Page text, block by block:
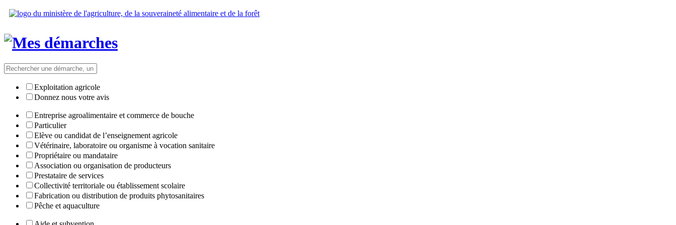
Exploitation agricole
Donnez nous votre avis
Entreprise agroalimentaire et commerce de bouche
Particulier
Elève ou candidat de l’enseignement agricole
Vétérinaire, laboratoire ou organisme à vocation sanitaire
Propriétaire ou mandataire
Association ou organisation de producteurs
Prestataire de services
Collectivité territoriale ou établissement scolaire
Fabrication ou distribution de produits phytosanitaires
Pêche et aquaculture